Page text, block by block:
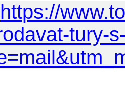
https://
tury-